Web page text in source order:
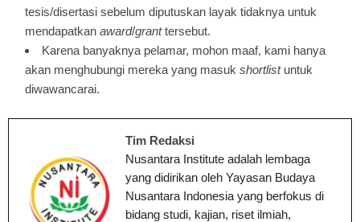
tesis/disertasi sebelum diputuskan layak tidaknya untuk
mendapatkan award/granttersebut.
Karena banyaknya pelamar, mohon maaf, kami hanya
akan menghubungi mereka yang masuk shortlistuntuk
diwawancarai.
Tim Redaksi
Nusantara Institute adalah lembaga
yang didirikan oleh Yayasan Budaya
Nusantara Indonesia yang berfokus di
bidang studi, kajian, riset ilmiah,